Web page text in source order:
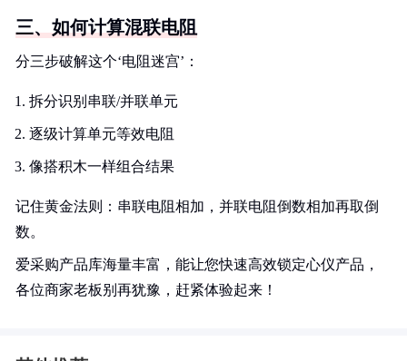
三、如何计算混联电阻
分三步破解这个‘电阻迷宫’：
拆分识别串联/并联单元
逐级计算单元等效电阻
像搭积木一样组合结果
记住黄金法则：串联电阻相加，并联电阻倒数相加再取倒
数。
爱采购产品库海量丰富，能让您快速高效锁定心仪产品，
各位商家老板别再犹豫，赶紧体验起来！